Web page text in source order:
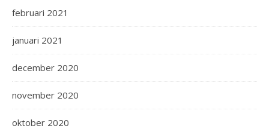
februari 2021
januari 2021
december 2020
november 2020
oktober 2020